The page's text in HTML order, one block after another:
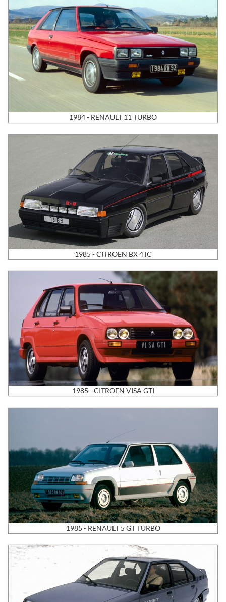
1984 - RENAULT 11 TURBO
1985 - CITROEN BX 4TC
1985 - CITROEN VISA GTI
1985 - RENAULT 5 GT TURBO